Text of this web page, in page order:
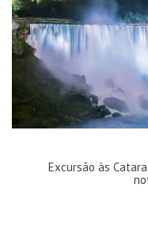
Excursão às